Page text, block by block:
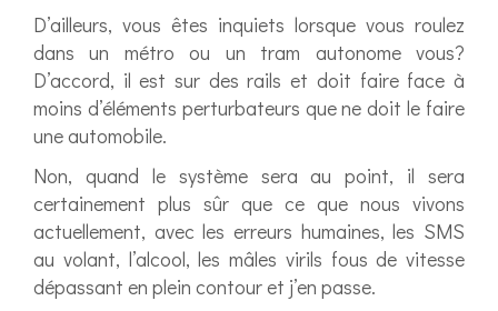
D’ailleurs, vous êtes inquiets lorsque vous roulez
dans un métro ou un tram autonome vous?
D’accord, il est sur des rails et doit faire face à
moins d’éléments perturbateurs que ne doit le faire
une automobile.
Non, quand le système sera au point, il sera
certainement plus sûr que ce que nous vivons
actuellement, avec les erreurs humaines, les SMS
au volant, l’alcool, les mâles virils fous de vitesse
dépassant en plein contour et j’en passe.